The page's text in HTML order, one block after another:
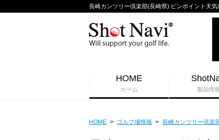
長崎カンツリー倶楽部(長崎県) ピンポイント天
HOME
ホーム 製品情
HOME > ゴルフ場情報 > 長崎カンツリー倶楽